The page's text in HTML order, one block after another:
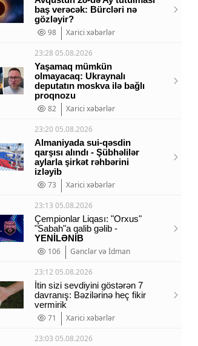
Как выглядит место
крушение вертолета на
baş verəcək: Bürcləri nə
gözləyir?
98
Xarici xəbərlər
23:28 05.08.2026
Yaşamaq mümkün
olmayacaq: Ukraynalı
deputatın moskva ilə bağlı
proqnozu
82
Xarici xəbərlər
23:20 05.08.2026
Almaniyada sui-qəsdin
qarşısı alındı - Şübhəlilər
aylarla şirkət rəhbərini
izləyib
73
Xarici xəbərlər
23:13 05.08.2026
Çempionlar Liqası: "Orxus"
"Sabah"a qalib gəlib -
YENİLƏNİB
106
Gənclər və İdman
23:12 05.08.2026
İtin sizi sevdiyini göstərən 7
davranış: Bəzilərinə heç fikir
vermirik
71
Xarici xəbərlər
23:03 05.08.2026